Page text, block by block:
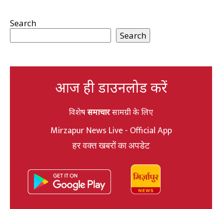
Search
Search
आज ही डाउनलोड करें
विशेषसमाचारसामग्री के लिए
Mirzapur News Live - Official App
हर वक्त खबरों का अपडेट